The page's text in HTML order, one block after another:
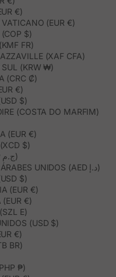
€)
VATICANO (EUR €)
$)
FR)
(XAF CFA)
SUL (KRW ₩)
(CRC ₡)
€)
$)
(COSTA DO MARFIM)
(EUR €)
$)
EGITO (EGP ج.م)
EMIRADOS ÁRABES UNIDOS (AED د.إ)
$)
(EUR €)
(EUR €)
E)
(USD $)
€)
BR)
₱)